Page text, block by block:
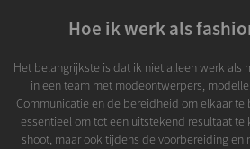
Hoe ik werk als
Het belangrijkste is dat ik niet alleen werk als
in een team met modeontwerpers,
Communicatie en de bereidheid om elkaar
essentieel om tot een uitstekend resultaat
shoot, maar ook tijdens de voorbereiding en